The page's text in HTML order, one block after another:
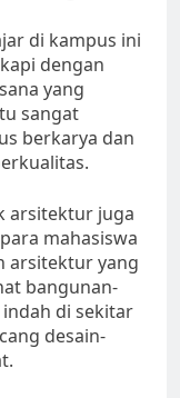
di kampus ini
dengan
yang
sangat
berkarya dan
arsitektur juga
mahasiswa
arsitektur yang
bangunan-
di sekitar
desain-